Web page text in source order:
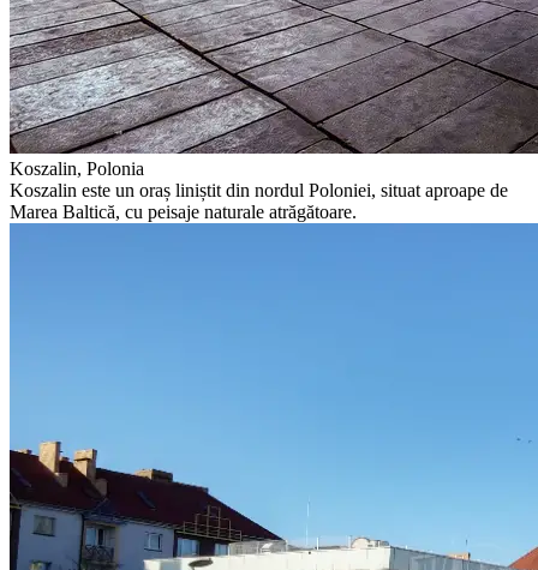
Koszalin, Polonia
Koszalin este un oraș liniștit din nordul Poloniei, situat aproape de
Marea Baltică, cu peisaje naturale atrăgătoare.